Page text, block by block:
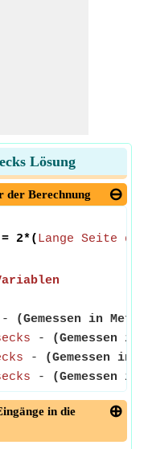
Lösung
der Berechnung
= 2*( Lange Seite
-
(Gemessen in
-
(Gemessen in
-
(Gemessen in
- (Gemessen in
in die